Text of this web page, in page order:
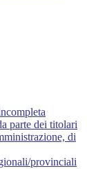
parte dei titolari
di
provinciali